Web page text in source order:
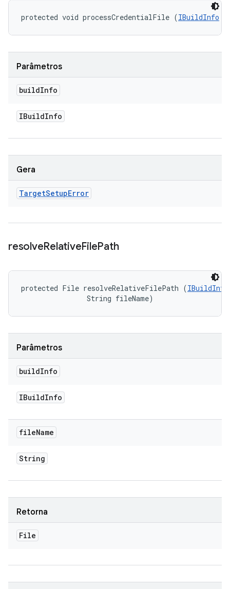
protected void processCredentialFile (IBuildInfo
Parâmetros
buildInfo
IBuildInfo
Gera
TargetSetupError
resolveRelativeFilePath
protected File resolveRelativeFilePath (IBuildInfo
                String fileName)
Parâmetros
buildInfo
IBuildInfo
fileName
String
Retorna
File